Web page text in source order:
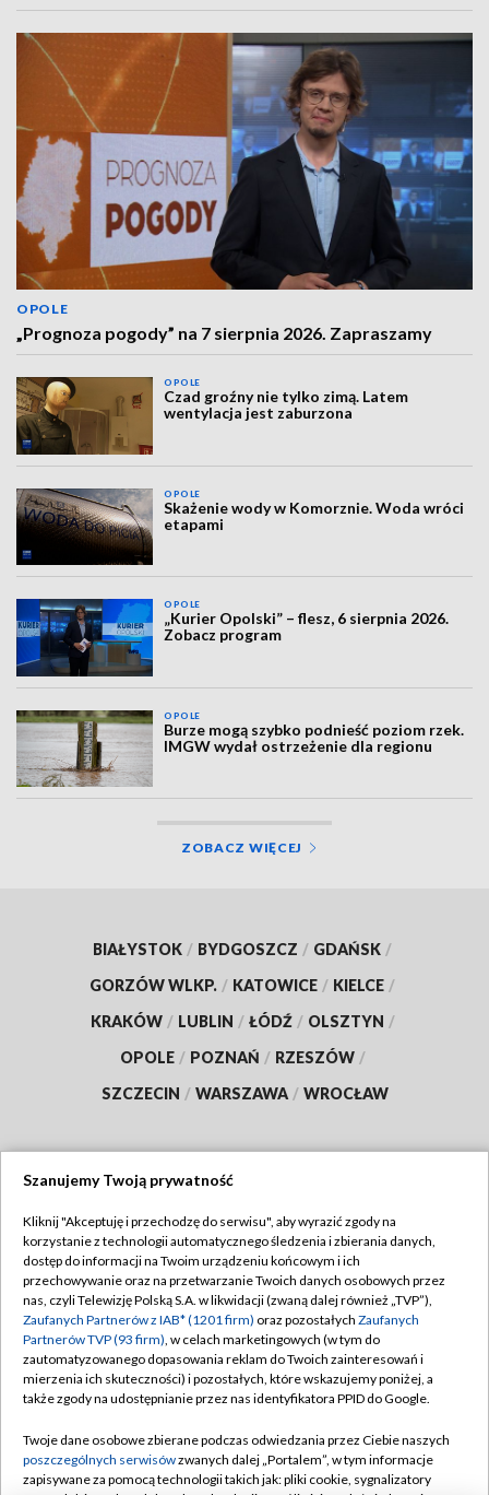
OPOLE
„Prognoza pogody” na 7 sierpnia 2026. Zapraszamy
OPOLE
Czad groźny nie tylko zimą. Latem
wentylacja jest zaburzona
OPOLE
Skażenie wody w Komorznie. Woda wróci
etapami
OPOLE
„Kurier Opolski” – flesz, 6 sierpnia 2026.
Zobacz program
OPOLE
Burze mogą szybko podnieść poziom rzek.
IMGW wydał ostrzeżenie dla regionu
ZOBACZ WIĘCEJ
BIAŁYSTOK / BYDGOSZCZ / GDAŃSK /
GORZÓW WLKP. / KATOWICE / KIELCE /
KRAKÓW / LUBLIN / ŁÓDŹ / OLSZTYN /
OPOLE / POZNAŃ / RZESZÓW /
SZCZECIN / WARSZAWA / WROCŁAW
TVP
Abonament TVP
Emisja w TVP
Centrum informacji TVP
Naziemna Telewizja Cyfrowa
Rada Programowa
Regulamin TVP
Polityka prywatności
Moje zgody
Pomoc
Kontakt
Szanujemy Twoją prywatność
Kliknij "Akceptuję i przechodzę do serwisu", aby wyrazić zgody na
korzystanie z technologii automatycznego śledzenia i zbierania danych,
dostęp do informacji na Twoim urządzeniu końcowym i ich
przechowywanie oraz na przetwarzanie Twoich danych osobowych przez
nas, czyli Telewizję Polską S.A. w likwidacji (zwaną dalej również „TVP”),
Zaufanych Partnerów z IAB* (1201 firm) oraz pozostałych Zaufanych
Partnerów TVP (93 firm), w celach marketingowych (w tym do
zautomatyzowanego dopasowania reklam do Twoich zainteresowań i
mierzenia ich skuteczności) i pozostałych, które wskazujemy poniżej, a
także zgody na udostępnianie przez nas identyfikatora PPID do Google.
Twoje dane osobowe zbierane podczas odwiedzania przez Ciebie naszych
poszczególnych serwisówzwanych dalej „Portalem”, w tym informacje
zapisywane za pomocą technologii takich jak: pliki cookie, sygnalizatory